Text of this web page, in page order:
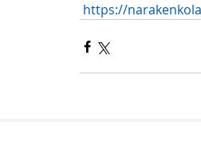
https://